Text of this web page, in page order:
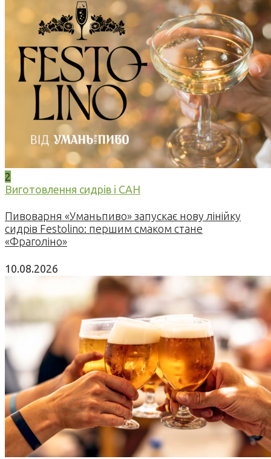
2
Виготовлення сидрів і САН
Пивоварня «Уманьпиво» запускає нову лінійку
сидрів Festolino: першим смаком стане
«Фраголіно»
10.08.2026